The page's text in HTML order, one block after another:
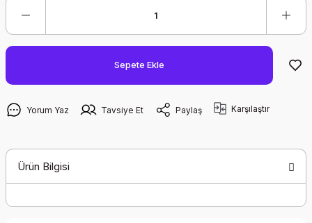
Sepete Ekle
Yorum Yaz Tavsiye Et Paylaş Karşılaştır
Ürün Bilgisi